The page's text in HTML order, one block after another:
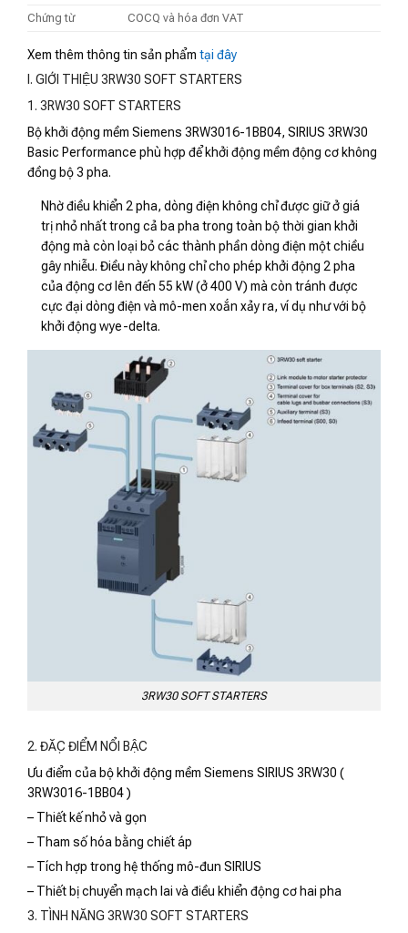
Chứng từ
COCQ và hóa đơn VAT
Xem thêm thông tin sản phẩm tại đây
I. GIỚI THIỆU 3RW30 SOFT STARTERS
1. 3RW30 SOFT STARTERS
Bộ khởi động mềm Siemens 3RW3016-1BB04, SIRIUS 3RW30
Basic Performance phù hợp để khởi động mềm động cơ không
đồng bộ 3 pha.
Nhờ điều khiển 2 pha, dòng điện không chỉ được giữ ở giá
trị nhỏ nhất trong cả ba pha trong toàn bộ thời gian khởi
động mà còn loại bỏ các thành phần dòng điện một chiều
gây nhiễu. Điều này không chỉ cho phép khởi động 2 pha
của động cơ lên ​​đến 55 kW (ở 400 V) mà còn tránh được
cực đại dòng điện và mô-men xoắn xảy ra, ví dụ như với bộ
khởi động wye-delta.
3RW30 SOFT STARTERS
2. ĐẶC ĐIỂM NỔI BẬC
Ưu điểm của bộ khởi động mềm Siemens SIRIUS 3RW30 (
3RW3016-1BB04 )
– Thiết kế nhỏ và gọn
– Tham số hóa bằng chiết áp
– Tích hợp trong hệ thống mô-đun SIRIUS
– Thiết bị chuyển mạch lai và điều khiển động cơ hai pha
3. TÌNH NĂNG 3RW30 SOFT STARTERS